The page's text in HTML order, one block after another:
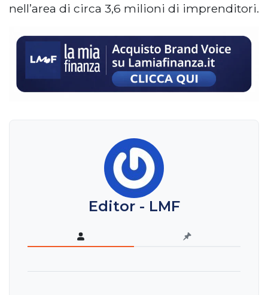
nell’area di circa 3,6 milioni di imprenditori.
Editor - LMF